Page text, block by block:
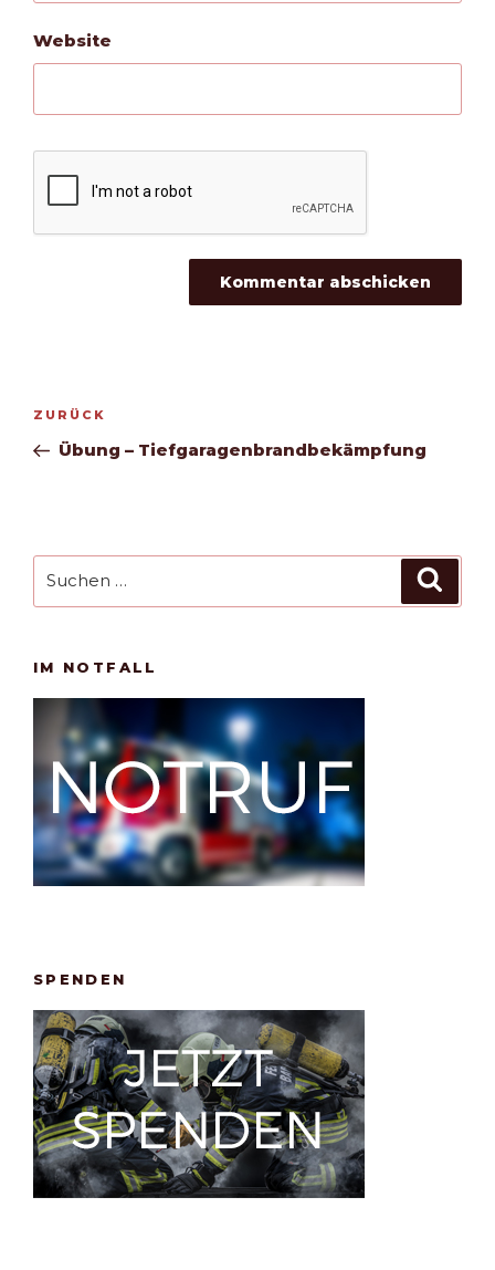
Website
Beitragsnavigation
Vorheriger
Beitrag
ZURÜCK
Übung – Tiefgaragenbrandbekämpfung
nach:
IM NOTFALL
SPENDEN